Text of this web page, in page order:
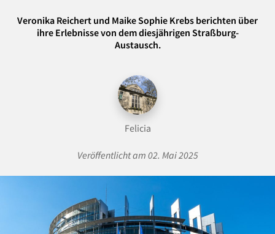
Veronika Reichert und Maike Sophie Krebs berichten über
ihre Erlebnisse von dem diesjährigen Straßburg-
Austausch.
Felicia
Veröffentlicht am 02. Mai 2025